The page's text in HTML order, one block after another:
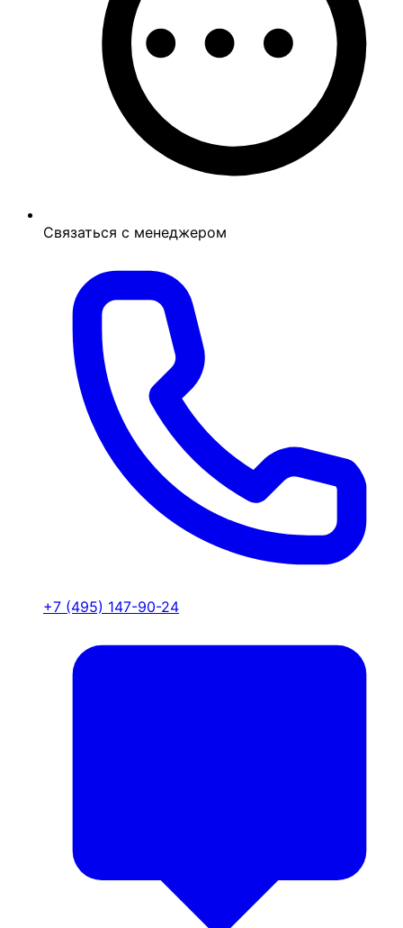
Связаться с менеджером
+7 (495) 147-90-24